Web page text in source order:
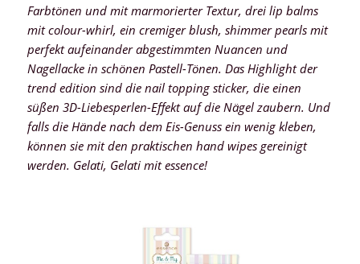
Farbtönen und mit marmorierter Textur, drei lip balms
mit colour-whirl, ein cremiger blush, shimmer pearls mit
perfekt aufeinander abgestimmten Nuancen und
Nagellacke in schönen Pastell-Tönen. Das Highlight der
trend edition sind die nail topping sticker, die einen
süßen 3D-Liebesperlen-Effekt auf die Nägel zaubern. Und
falls die Hände nach dem Eis-Genuss ein wenig kleben,
können sie mit den praktischen hand wipes gereinigt
werden. Gelati, Gelati mit essence!